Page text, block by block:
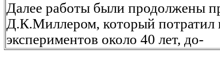
Далее работы были продолжены
Д.К.Миллером, который потратил
экспериментов около 40 лет, до-